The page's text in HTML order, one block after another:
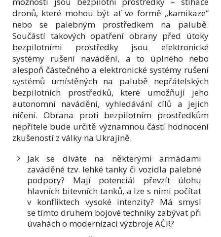
dronů, které mohou být ať ve formě „kamikaze“
nebo se palebným prostředkem na palubě.
Součástí takových opatření obrany před útoky
bezpilotními prostředky jsou elektronické
systémy rušení navádění, a to úplného nebo
alespoň částečného a elektronické systémy rušení
systémů umístěných na palubě nepřátelských
bezpilotních prostředků, které umožňují jeho
autonomní navádění, vyhledávání cílů a jejich
ničení. Obrana proti bezpilotním prostředkům
nepřítele bude určitě významnou částí hodnocení
zkušeností z války na Ukrajině.
Jak se díváte na některými armádami
zaváděné tzv. lehké tanky či vozidla palebné
podpory? Mají potenciál převzít úlohu
hlavních bitevních tanků, a lze s nimi počítat
v konfliktech vysoké intenzity? Má smysl
se tímto druhem bojové techniky zabývat při
úvahách o modernizaci výzbroje AČR?